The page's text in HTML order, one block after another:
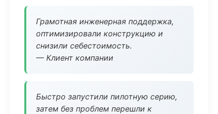
Грамотная инженерная поддержка,
оптимизировали конструкцию и
снизили себестоимость.
— Клиент компании
Быстро запустили пилотную серию,
затем без проблем перешли к